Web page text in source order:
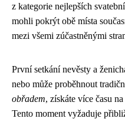
z kategorie nejlepších
mohli pokrýt obě místa
mezi všemi zúčastněnými
První setkání nevěsty a
nebo může proběhnout
obřadem, získáte více času
Tento moment vyžaduje